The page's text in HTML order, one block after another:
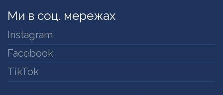
Ми в соц. мережах
Instagram
Facebook
TikTok